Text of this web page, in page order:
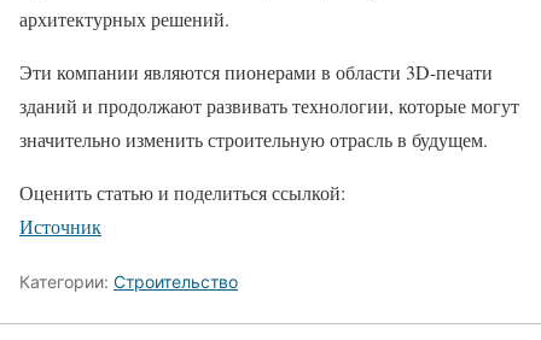
архитектурных решений.
Эти компании являются пионерами в области 3D-печати
зданий и продолжают развивать технологии, которые могут
значительно изменить строительную отрасль в будущем.
Оценить статью и поделиться ссылкой:
Источник
Категории: Строительство